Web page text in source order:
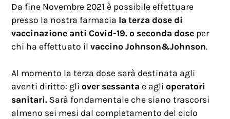
Da fine Novembre 2021 è possibile effettuare
presso la nostra farmacia la terza dose di
vaccinazione anti Covid-19. o seconda dose per
chi ha effettuato il vaccino Johnson&Johnson.
Al momento la terza dose sarà destinata agli
aventi diritto: gliover sessanta e aglioperatori
sanitari. Sarà fondamentale che siano trascorsi
almeno sei mesi dal completamento del ciclo